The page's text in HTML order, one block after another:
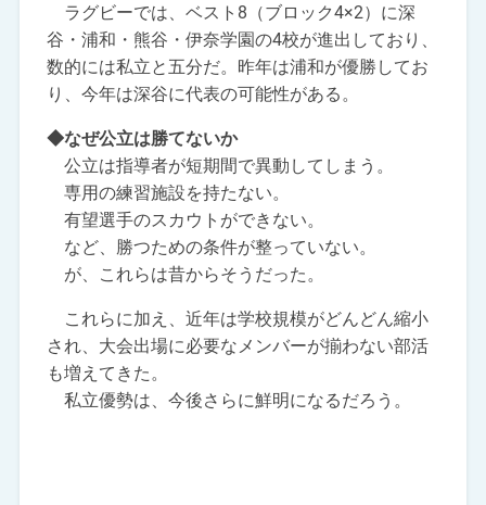
ラグビーでは、ベスト8（ブロック4×2）に深
谷・浦和・熊谷・伊奈学園の4校が進出しており、
数的には私立と五分だ。昨年は浦和が優勝してお
り、今年は深谷に代表の可能性がある。
◆なぜ公立は勝てないか
公立は指導者が短期間で異動してしまう。
専用の練習施設を持たない。
有望選手のスカウトができない。
など、勝つための条件が整っていない。
が、これらは昔からそうだった。
これらに加え、近年は学校規模がどんどん縮小
され、大会出場に必要なメンバーが揃わない部活
も増えてきた。
私立優勢は、今後さらに鮮明になるだろう。